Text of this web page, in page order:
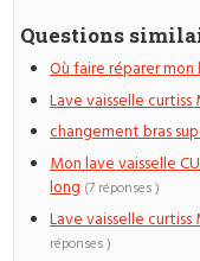
Questions
Où faire réparer
Lave vaisselle
changement bras
Mon lave vaisselle
long (7 réponses )
Lave vaisselle curtiss
réponses )